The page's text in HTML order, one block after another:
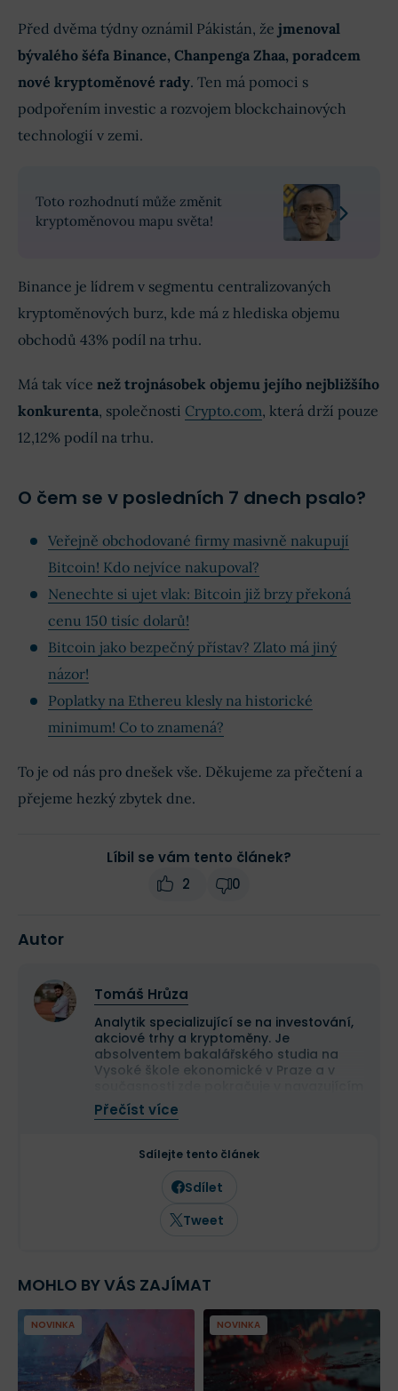
Před dvěma týdny oznámil Pákistán, že jmenoval
bývalého šéfa Binance, Chanpenga Zhaa, poradcem
nové kryptoměnové rady. Ten má pomoci s
podpořením investic a rozvojem blockchainových
technologií v zemi.
Toto rozhodnutí může změnit
kryptoměnovou mapu světa!
Binance je lídrem v segmentu centralizovaných
kryptoměnových burz, kde má z hlediska objemu
obchodů 43% podíl na trhu.
Má tak více než trojnásobek objemu jejího nejbližšího
konkurenta, společnosti Crypto.com, která drží pouze
12,12% podíl na trhu.
O čem se v posledních 7 dnech psalo?
Veřejně obchodované firmy masivně nakupují
Bitcoin! Kdo nejvíce nakupoval?
Nenechte si ujet vlak: Bitcoin již brzy překoná
cenu 150 tisíc dolarů!
Bitcoin jako bezpečný přístav? Zlato má jiný
názor!
Poplatky na Ethereu klesly na historické
minimum! Co to znamená?
To je od nás pro dnešek vše. Děkujeme za přečtení a
přejeme hezký zbytek dne.
Líbil se vám tento článek?
2
0
Autor
Tomáš Hrůza
Analytik specializující se na investování,
akciové trhy a kryptoměny. Je
absolventem bakalářského studia na
Vysoké škole ekonomické v Praze a v
magisterském studiu.
Na finančních trzích se pohybuje již více
analýze tradičních i kryptoměnových
trhů. Ve Finexu působí jako šéfredaktor a
zaměřuje se na investování,
makroekonomii a aktuální dění na
finančních trzích.
Přečíst více
Sdílejte tento článek
Sdílet
Tweet
MOHLO BY VÁS ZAJÍMAT
NOVINKA NOVINKA